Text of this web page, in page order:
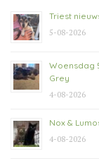
Triest
5-08-2026
Woensdag
Grey
4-08-2026
Nox &
4-08-2026